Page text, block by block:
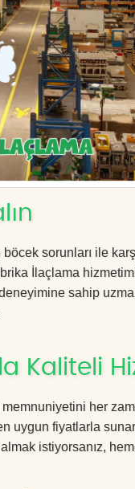
sorunları ile
İlaçlama
deneyimine sahip
Kaliteli
her
uygun fiyatlarla
istiyorsanız,